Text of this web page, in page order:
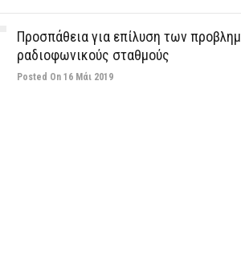
Προσπάθεια για επίλυση των
ραδιοφωνικούς σταθμούς
Posted On 16 Μάι 2019